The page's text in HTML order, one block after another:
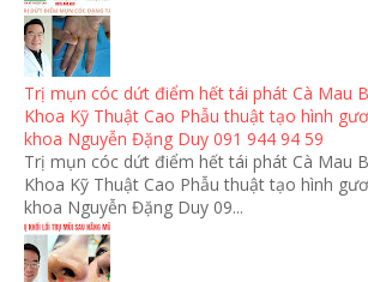
Trị mụn cóc dứt điểm hết tái phát Cà Mau
Khoa Kỹ Thuật Cao Phẫu thuật tạo hình
khoa Nguyễn Đặng Duy 091 944 94 59
Trị mụn cóc dứt điểm hết tái phát Cà Mau
Khoa Kỹ Thuật Cao Phẫu thuật tạo hình
khoa Nguyễn Đặng Duy 09...